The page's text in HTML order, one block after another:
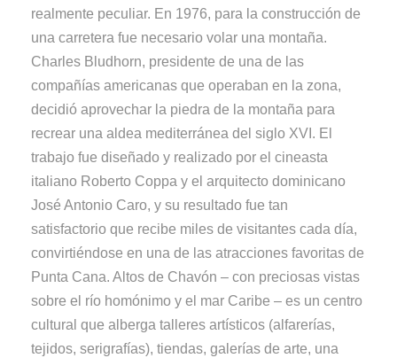
realmente peculiar. En 1976, para la construcción de
una carretera fue necesario volar una montaña.
Charles Bludhorn, presidente de una de las
compañías americanas que operaban en la zona,
decidió aprovechar la piedra de la montaña para
recrear una aldea mediterránea del siglo XVI. El
trabajo fue diseñado y realizado por el cineasta
italiano Roberto Coppa y el arquitecto dominicano
José Antonio Caro, y su resultado fue tan
satisfactorio que recibe miles de visitantes cada día,
convirtiéndose en una de las atracciones favoritas de
Punta Cana. Altos de Chavón – con preciosas vistas
sobre el río homónimo y el mar Caribe – es un centro
cultural que alberga talleres artísticos (alfarerías,
tejidos, serigrafías), tiendas, galerías de arte, una